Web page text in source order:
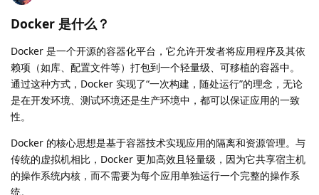
Docker 是什么？
Docker 是一个开源的容器化平台，它允许开发者将应用程序及其依
赖项（如库、配置文件等）打包到一个轻量级、可移植的容器中。
通过这种方式，Docker 实现了“一次构建，随处运行”的理念，无论
是在开发环境、测试环境还是生产环境中，都可以保证应用的一致
性。
Docker 的核心思想是基于容器技术实现应用的隔离和资源管理。与
传统的虚拟机相比，Docker 更加高效且轻量级，因为它共享宿主机
的操作系统内核，而不需要为每个应用单独运行一个完整的操作系
统。